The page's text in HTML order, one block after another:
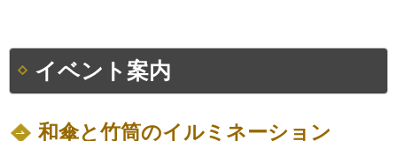
イベント案内
和傘と竹筒のイルミネーション